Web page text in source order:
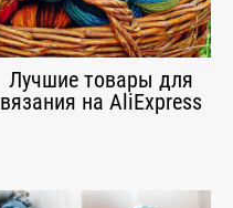
Лучшие товары для
вязания на AliExpress